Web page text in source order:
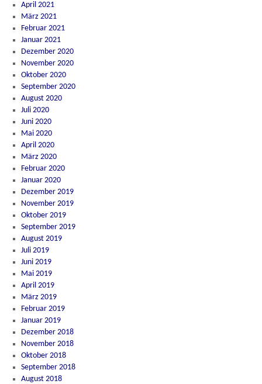
April 2021
März 2021
Februar 2021
Januar 2021
Dezember 2020
November 2020
Oktober 2020
September 2020
August 2020
Juli 2020
Juni 2020
Mai 2020
April 2020
März 2020
Februar 2020
Januar 2020
Dezember 2019
November 2019
Oktober 2019
September 2019
August 2019
Juli 2019
Juni 2019
Mai 2019
April 2019
März 2019
Februar 2019
Januar 2019
Dezember 2018
November 2018
Oktober 2018
September 2018
August 2018